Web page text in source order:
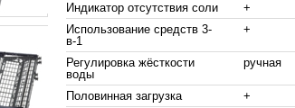
Индикатор отсутствия соли
+
Использование средств 3-
в-1
+
Регулировка жёсткости
воды
ручная
Половинная загрузка
+